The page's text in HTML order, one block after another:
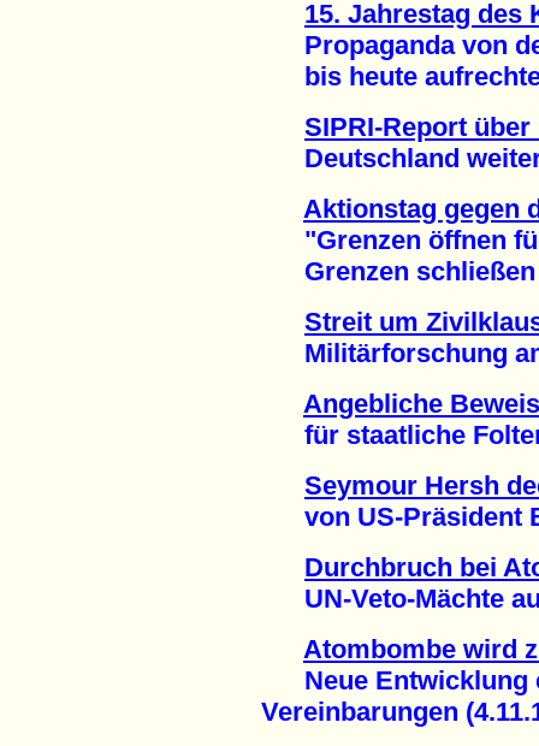
15. Jahrestag des
Propaganda von
bis heute
SIPRI-Report
Deutschland weiter
Aktionstag gegen
"Grenzen öffnen
Grenzen schließen
Streit um
Militärforschung
Angebliche
für staatliche Folter
Seymour Hersh
von US-Präsident
Durchbruch bei
UN-Veto-Mächte
Atombombe wird
Neue Entwicklung
Vereinbarungen